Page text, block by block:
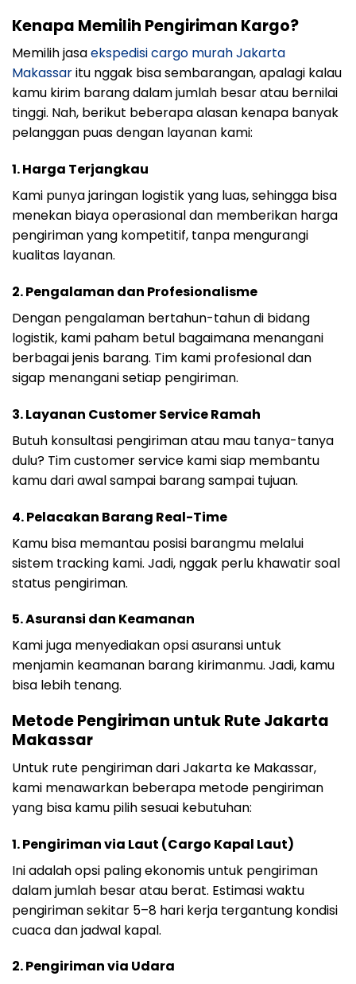
Kenapa Memilih Pengiriman Kargo?
Memilih jasaekspedisi cargo murah Jakarta
Makassaritu nggak bisa sembarangan, apalagi kalau
kamu kirim barang dalam jumlah besar atau bernilai
tinggi. Nah, berikut beberapa alasan kenapa banyak
pelanggan puas dengan layanan kami:
1. Harga Terjangkau
Kami punya jaringan logistik yang luas, sehingga bisa
menekan biaya operasional dan memberikan harga
pengiriman yang kompetitif, tanpa mengurangi
kualitas layanan.
2. Pengalaman dan Profesionalisme
Dengan pengalaman bertahun-tahun di bidang
logistik, kami paham betul bagaimana menangani
berbagai jenis barang. Tim kami profesional dan
sigap menangani setiap pengiriman.
3. Layanan Customer Service Ramah
Butuh konsultasi pengiriman atau mau tanya-tanya
dulu? Tim customer service kami siap membantu
kamu dari awal sampai barang sampai tujuan.
4. Pelacakan Barang Real-Time
Kamu bisa memantau posisi barangmu melalui
sistem tracking kami. Jadi, nggak perlu khawatir soal
status pengiriman.
5. Asuransi dan Keamanan
Kami juga menyediakan opsi asuransi untuk
menjamin keamanan barang kirimanmu. Jadi, kamu
bisa lebih tenang.
Metode Pengiriman untuk Rute Jakarta
Makassar
Untuk rute pengiriman dari Jakarta ke Makassar,
kami menawarkan beberapa metode pengiriman
yang bisa kamu pilih sesuai kebutuhan:
1. Pengiriman via Laut (Cargo Kapal Laut)
Ini adalah opsi paling ekonomis untuk pengiriman
dalam jumlah besar atau berat. Estimasi waktu
pengiriman sekitar 5–8 hari kerja tergantung kondisi
cuaca dan jadwal kapal.
2. Pengiriman via Udara